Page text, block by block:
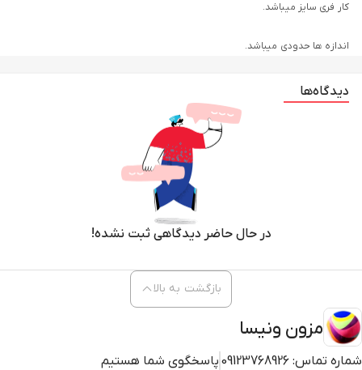
اندازه ها حدودی میباشد.
دیدگاه‌ها
در حال حاضر دیدگاهی ثبت نشده!
مزون ونیسا
شماره تماس: 09123768926 پاسخگوی شما هستیم
بازگشت به بالا